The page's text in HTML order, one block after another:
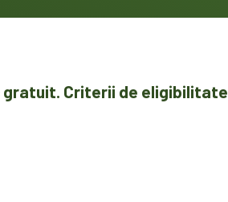
gratuit. Criterii de eligibilitate